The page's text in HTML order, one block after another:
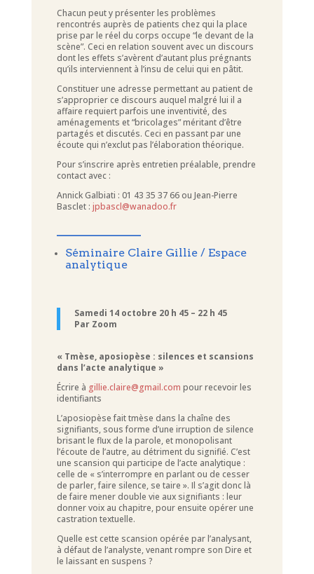
Chacun peut y présenter les problèmes
rencontrés auprès de patients chez qui la place
prise par le réel du corps occupe “le devant de la
scène”. Ceci en relation souvent avec un discours
dont les effets s’avèrent d’autant plus prégnants
qu’ils interviennent à l’insu de celui qui en pâtit.
Constituer une adresse permettant au patient de
s’approprier ce discours auquel malgré lui il a
affaire requiert parfois une inventivité, des
aménagements et “bricolages” méritant d’être
partagés et discutés. Ceci en passant par une
écoute qui n’exclut pas l’élaboration théorique.
Pour s’inscrire après entretien préalable, prendre
contact avec :
Annick Galbiati : 01 43 35 37 66 ou Jean-Pierre
Basclet : jpbascl@wanadoo.fr
Séminaire Claire Gillie / Espace
analytique
Samedi 14 octobre 20 h 45 – 22 h 45
Par Zoom
« Tmèse, aposiopèse : silences et scansions
dans l’acte analytique »
Écrire à gillie.claire@gmail.com pour recevoir les
identifiants
L’aposiopèse fait tmèse dans la chaîne des
signifiants, sous forme d’une irruption de silence
brisant le flux de la parole, et monopolisant
l’écoute de l’autre, au détriment du signifié. C’est
une scansion qui participe de l’acte analytique :
celle de « s’interrompre en parlant ou de cesser
de parler, faire silence, se taire ». Il s’agit donc là
de faire mener double vie aux signifiants : leur
donner voix au chapitre, pour ensuite opérer une
castration textuelle.
Quelle est cette scansion opérée par l’analysant,
à défaut de l’analyste, venant rompre son Dire et
le laissant en suspens ?